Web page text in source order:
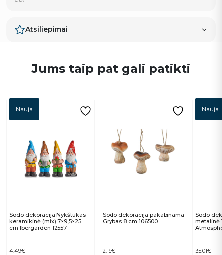
Atsiliepimai
Jums taip pat gali patikti
Nauja
Sodo dekoracija Nykštukas
keramikinė (mix) 7×9,5×25
cm Ibergarden 12557
4.49€
Sodo dekoracija pakabinama
Grybas 8 cm 106500
2.19€
Nauja
Sodo
metalinė
35.01€